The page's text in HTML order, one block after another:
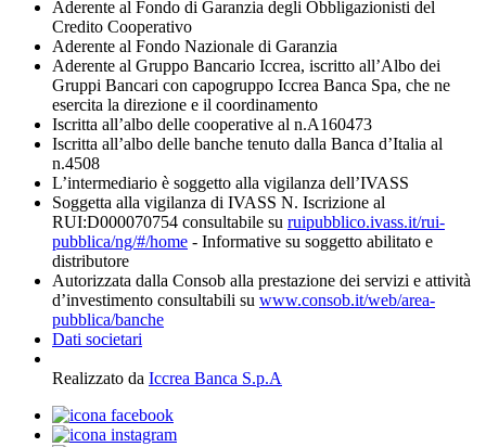
Aderente al Fondo di Garanzia degli Obbligazionisti del
Credito Cooperativo
Aderente al Fondo Nazionale di Garanzia
Aderente al Gruppo Bancario Iccrea, iscritto all’Albo dei
Gruppi Bancari con capogruppo Iccrea Banca Spa, che ne
esercita la direzione e il coordinamento
Iscritta all’albo delle cooperative al n.A160473
Iscritta all’albo delle banche tenuto dalla Banca d’Italia al
n.4508
L’intermediario è soggetto alla vigilanza dell’IVASS
Soggetta alla vigilanza di IVASS N. Iscrizione al
RUI:D000070754 consultabile su ruipubblico.ivass.it/rui-
pubblica/ng/#/home - Informative su soggetto abilitato e
distributore
Autorizzata dalla Consob alla prestazione dei servizi e attività
d’investimento consultabili su www.consob.it/web/area-
pubblica/banche
Dati societari
Realizzato da Iccrea Banca S.p.A